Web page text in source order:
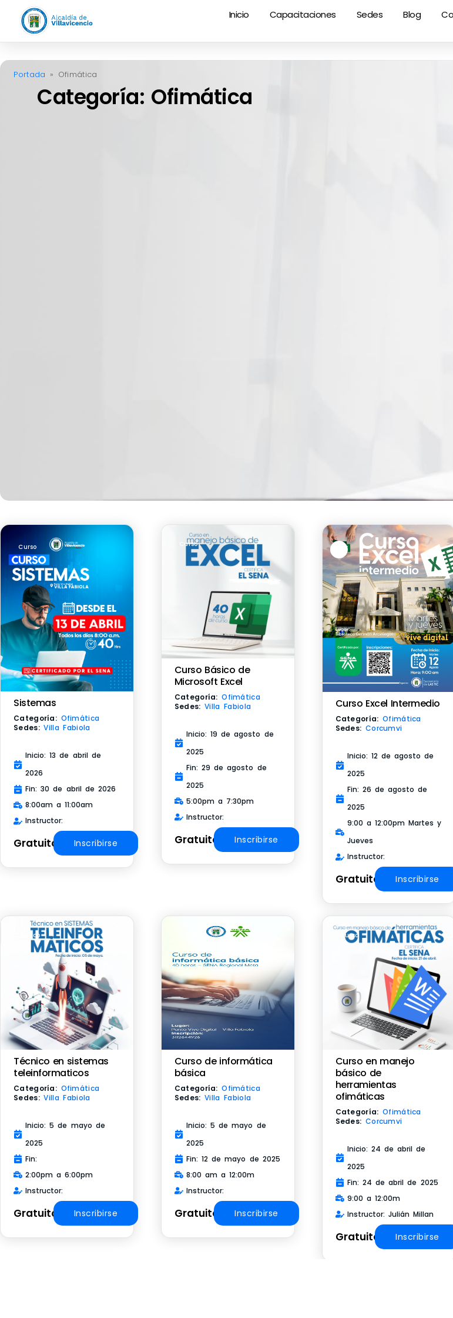
Inicio Capacitaciones Sedes Blog
Portada » Ofimática
Categoría: Ofimática
Curso
Sistemas
Categoría: Ofimática
Sedes:Villa Fabiola
Inicio: 13 de abril de
2026
Fin: 30 de abril de 2026
8:00am a 11:00am
Instructor:
Gratuito Inscribirse
Curso
Curso Básico de
Microsoft Excel
Categoría:Ofimática
Sedes:Villa Fabiola
Inicio: 19 de agosto de
2025
Fin: 29 de agosto de
2025
5:00pm a 7:30pm
Instructor:
Gratuito Inscribirse
Curso Excel Intermedio
Categoría:Ofimática
Sedes: Corcumvi
Inicio: 12 de agosto de
2025
Fin: 26 de agosto de
2025
9:00 a 12:00pm Martes y
Jueves
Instructor:
Gratuito Inscribirse
Técnico
Técnico en sistemas
teleinformaticos
Categoría: Ofimática
Sedes:Villa Fabiola
Inicio: 5 de mayo de
2025
Fin:
2:00pm a 6:00pm
Instructor:
Gratuito Inscribirse
Curso de informática
básica
Categoría:Ofimática
Sedes:Villa Fabiola
Inicio: 5 de mayo de
2025
Fin: 12 de mayo de 2025
8:00 am a 12:00m
Instructor:
Gratuito Inscribirse
Curso
Curso en manejo
básico de
herramientas
ofimáticas
Categoría:Ofimática
Sedes: Corcumvi
Inicio: 24 de abril de
2025
Fin: 24 de abril de 2025
9:00 a 12:00m
Instructor: Julián Millan
Gratuito Inscribirse